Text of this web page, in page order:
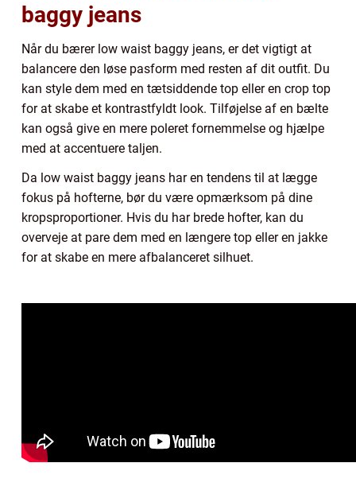
baggy jeans
Når du bærer low waist baggy jeans, er det vigtigt at
balancere den løse pasform med resten af dit outfit. Du
kan style dem med en tætsiddende top eller en crop top
for at skabe et kontrastfyldt look. Tilføjelse af en bælte
kan også give en mere poleret fornemmelse og hjælpe
med at accentuere taljen.
Da low waist baggy jeans har en tendens til at lægge
fokus på hofterne, bør du være opmærksom på dine
kropsproportioner. Hvis du har brede hofter, kan du
overveje at pare dem med en længere top eller en jakke
for at skabe en mere afbalanceret silhuet.